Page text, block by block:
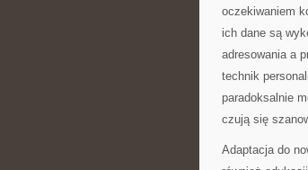
oczekiwaniem
ich dane są
adresowania a
technik
paradoksalnie
czują się
Adaptacja do